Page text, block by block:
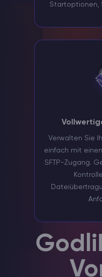
Startoptionen,
Verwalten Sie
einfach mit
SFTP-Zugang.